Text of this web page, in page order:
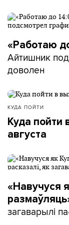
«Работаю
Айтишник
доволен
КУДА ПОЙТИ
Куда пойти
августа
«Навучуся
загаварылі